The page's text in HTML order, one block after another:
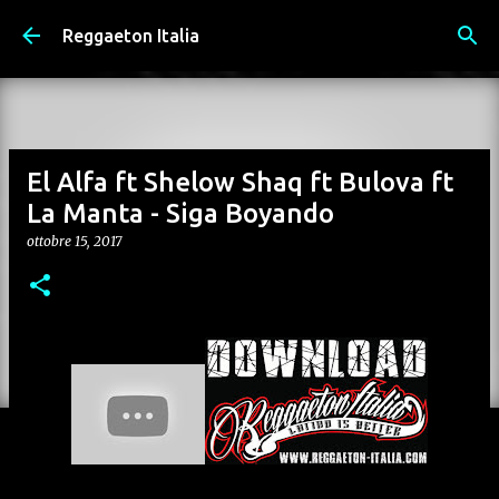
Passa ai contenuti principali
Reggaeton Italia
El Alfa ft Shelow Shaq ft Bulova ft
La Manta - Siga Boyando
ottobre 15, 2017